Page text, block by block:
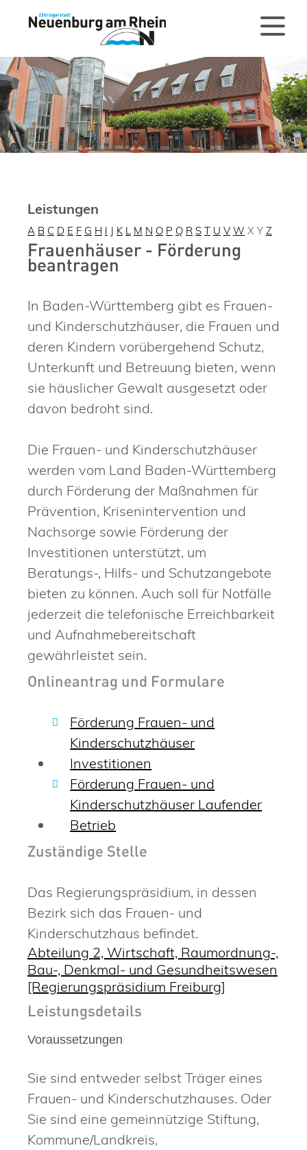
Leistungen
A B C D E F G H I J K L M N O P Q R S T U V W X Y Z
Frauenhäuser - Förderung
beantragen
In Baden-Württemberg gibt es Frauen-
und Kinderschutzhäuser, die Frauen und
deren Kindern vorübergehend Schutz,
Unterkunft und Betreuung bieten, wenn
sie häuslicher Gewalt ausgesetzt oder
davon bedroht sind.
Die Frauen- und Kinderschutzhäuser
werden vom Land Baden-Württemberg
durch Förderung der Maßnahmen für
Prävention, Krisenintervention und
Nachsorge sowie Förderung der
Investitionen unterstützt, um
Beratungs-, Hilfs- und Schutzangebote
bieten zu können. Auch soll für Notfälle
jederzeit die telefonische Erreichbarkeit
und Aufnahmebereitschaft
gewährleistet sein.
Onlineantrag und Formulare
Förderung Frauen- und
Kinderschutzhäuser
Investitionen
Förderung Frauen- und
Kinderschutzhäuser Laufender
Betrieb
Zuständige Stelle
Das Regierungspräsidium, in dessen
Bezirk sich das Frauen- und
Kinderschutzhaus befindet.
Abteilung 2, Wirtschaft, Raumordnung-,
Bau-, Denkmal- und Gesundheitswesen
[Regierungspräsidium Freiburg]
Leistungsdetails
Voraussetzungen
Sie sind entweder selbst Träger eines
Frauen- und Kinderschutzhauses. Oder
Sie sind eine gemeinnützige Stiftung,
Kommune/Landkreis,